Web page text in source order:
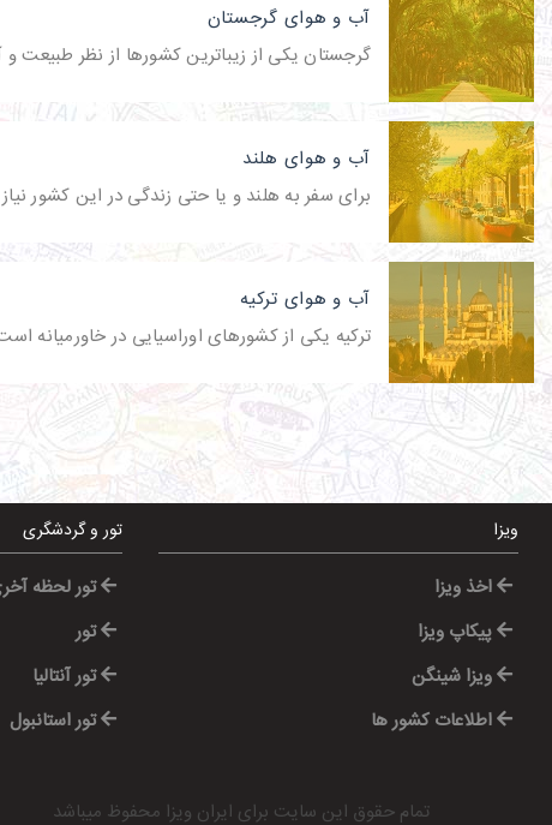
آب و هوای گرجستان
گرجستان یکی از زیباترین کشورها از نظر طبیعت
آب و هوای هلند
برای سفر به هلند و یا حتی زندگی در این کشور
آب و هوای ترکیه
ترکیه یکی از کشورهای اوراسیایی در خاورمیانه
ویزا
اخذ ویزا
پیکاپ ویزا
ویزا شینگن
اطلاعات کشور ها
تور و گردشگری
تور لحظه
تور
تور آنتالیا
تور استانبول
تمام حقوق این سایت برای ایران ویزا محفوظ میباشد